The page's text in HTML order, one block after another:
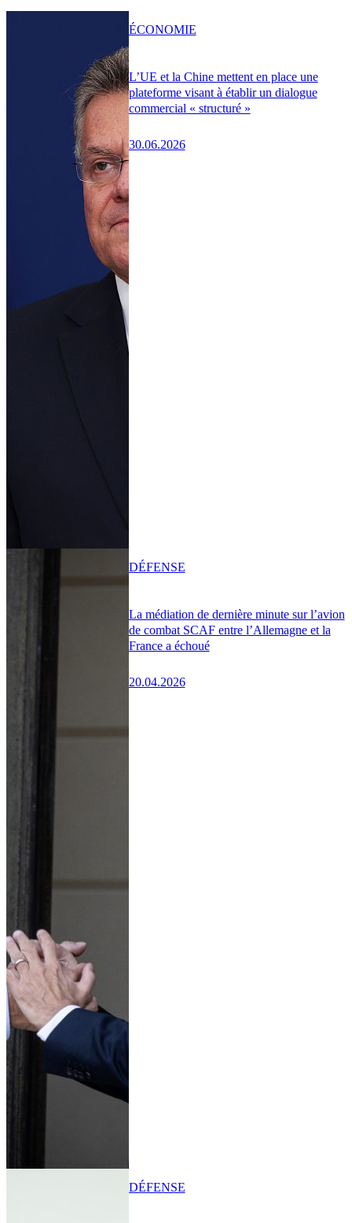
L’UE et la Chine mettent en place une
plateforme visant à établir un dialogue
commercial « structuré »
30.06.2026
ÉCONOMIE
La médiation de dernière minute sur l’avion
de combat SCAF entre l’Allemagne et la
France a échoué
20.04.2026
DÉFENSE
DÉFENSE